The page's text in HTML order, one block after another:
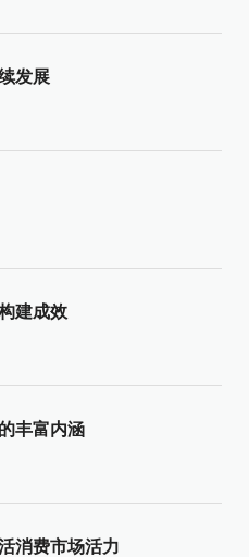
发展
建成效
丰富内涵
消费市场活力